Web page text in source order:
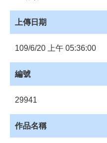
入
網
站
覽
上傳日期
109/6/20 上午 05:36:00
編號
29941
作品名稱